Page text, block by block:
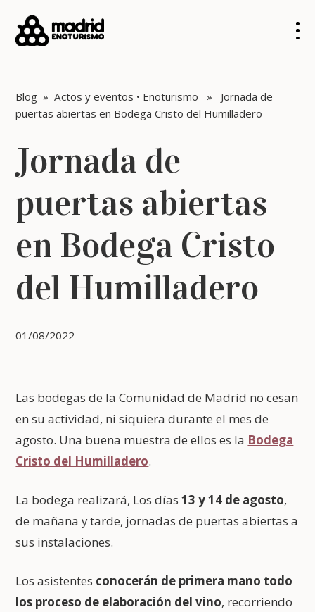
Blog »Actos y eventos • Enoturismo » Jornada de
puertas abiertas en Bodega Cristo del Humilladero
Jornada de
puertas abiertas
en Bodega Cristo
del Humilladero
01/08/2022
Las bodegas de la Comunidad de Madrid no cesan
en su actividad, ni siquiera durante el mes de
agosto. Una buena muestra de ellos es la Bodega
Cristo del Humilladero.
La bodega realizará, Los días 13 y 14 de agosto,
de mañana y tarde, jornadas de puertas abiertas a
sus instalaciones.
Los asistentes conocerán de primera mano todo
los proceso de elaboración del vino, recorriendo